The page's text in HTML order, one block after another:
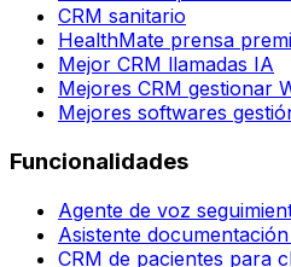
CRM sanitario
HealthMate prensa
Mejor CRM llamadas IA
Mejores CRM gestionar
Mejores softwares
Funcionalidades
Agente de voz
Asistente
CRM de pacientes para